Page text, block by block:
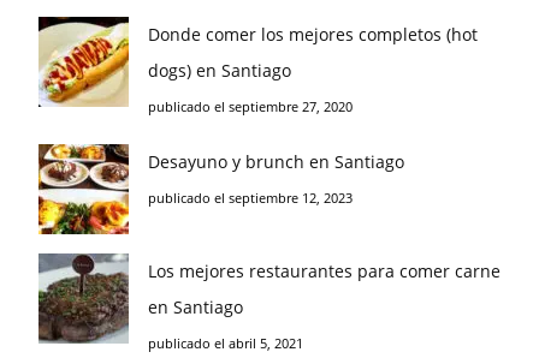
Donde comer los mejores completos (hot
dogs) en Santiago
publicado el septiembre 27, 2020
Desayuno y brunch en Santiago
publicado el septiembre 12, 2023
Los mejores restaurantes para comer carne
en Santiago
publicado el abril 5, 2021